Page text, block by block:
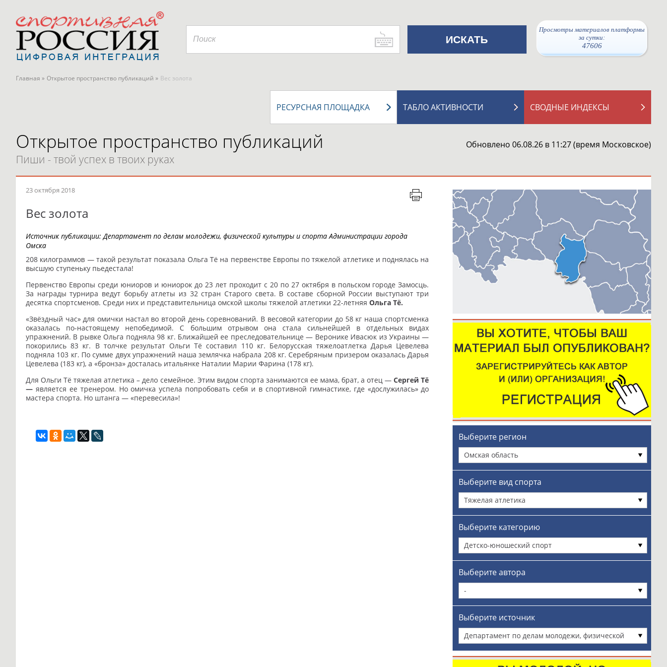
Просмотры материалов платформы
за сутки:
47606
Главная » Открытое пространство публикаций » Вес золота
СВОДНЫЕ ИНДЕКСЫ
ТАБЛО АКТИВНОСТИ
РЕСУРСНАЯ ПЛОЩАДКА
Открытое пространство публикаций
Пиши - твой успех в твоих руках
Обновлено 06.08.26 в 11:27 (время Московское)
23 октября 2018
Вес золота
Источник публикации:Департамент по делам молодежи, физической культуры и спорта Администрации города
Омска
208 килограммов — такой результат показала Ольга Тё на первенстве Европы по тяжелой атлетике и поднялась на
высшую ступеньку пьедестала!
Первенство Европы среди юниоров и юниорок до 23 лет проходит с 20 по 27 октября в польском городе Замосць.
За награды турнира ведут борьбу атлеты из 32 стран Старого света. В составе сборной России выступают три
десятка спортсменов. Среди них и представительница омской школы тяжелой атлетики 22-летняя Ольга Тё.
«Звёздный час» для омички настал во второй день соревнований. В весовой категории до 58 кг наша спортсменка
оказалась по-настоящему непобедимой. С большим отрывом она стала сильнейшей в отдельных видах
упражнений. В рывке Ольга подняла 98 кг. Ближайшей ее преследовательнице — Веронике Ивасюк из Украины —
покорились 83 кг. В толчке результат Ольги Тё составил 110 кг. Белорусская тяжелоатлетка Дарья Цевелева
подняла 103 кг. По сумме двух упражнений наша землячка набрала 208 кг. Серебряным призером оказалась Дарья
Цевелева (183 кг), а «бронза» досталась итальянке Наталии Марии Фарина (178 кг).
Для Ольги Тё тяжелая атлетика – дело семейное. Этим видом спорта занимаются ее мама, брат, а отец —Сергей Тё
— является ее тренером. Но омичка успела попробовать себя и в спортивной гимнастике, где «дослужилась» до
мастера спорта. Но штанга — «перевесила»!
Выберите регион
Омская область
Выберите вид спорта
Тяжелая атлетика
Выберите категорию
Детско-юношеский спорт
Выберите автора
-
Выберите источник
Департамент по делам молодежи, физической
культуры и спорта Администрации города Омска